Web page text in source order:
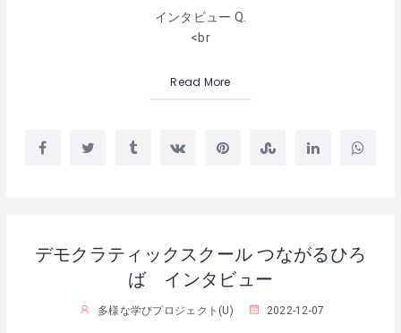
インタビュー Q.
<br
Read More
デモクラティックスクール つながるひろ
ば インタビュー
多様な学びプロジェクト(U) 2022-12-07